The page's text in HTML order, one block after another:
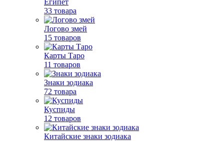
Египет
33 товара
Логово змей
15 товаров
Карты Таро
11 товаров
Знаки зодиака
72 товара
Куспиды
12 товаров
Китайские знаки зодиака